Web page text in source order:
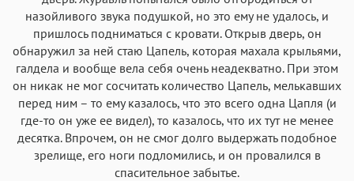
назойливого звука подушкой, но это ему не удалось, и
пришлось подниматься с кровати. Открыв дверь, он
обнаружил за ней стаю Цапель, которая махала крыльями,
галдела и вообще вела себя очень неадекватно. При этом
он никак не мог сосчитать количество Цапель, мелькавших
перед ним – то ему казалось, что это всего одна Цапля (и
где-то он уже ее видел), то казалось, что их тут не менее
десятка. Впрочем, он не смог долго выдержать подобное
зрелище, его ноги подломились, и он провалился в
спасительное забытье.